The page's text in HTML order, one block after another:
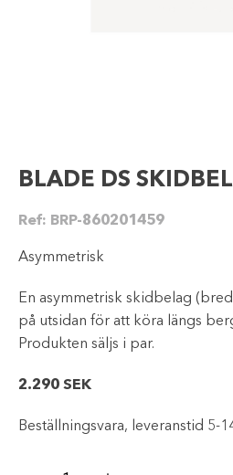
BLADE DS
Ref: BRP-860201459
Asymmetrisk
En asymmetrisk skidbelag
på utsidan för att köra längs
Produkten säljs i par.
2.290 SEK
Beställningsvara, leveranstid 5-